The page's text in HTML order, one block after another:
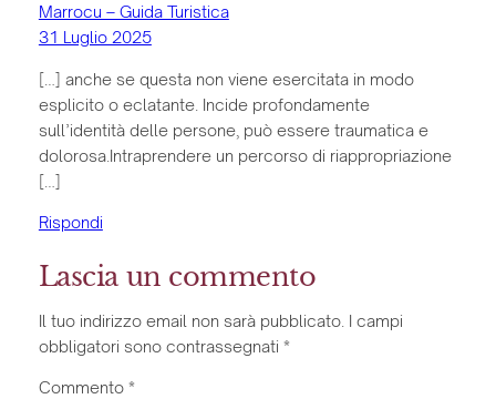
Marrocu – Guida Turistica
31 Luglio 2025
[…] anche se questa non viene esercitata in modo
esplicito o eclatante. Incide profondamente
sull’identità delle persone, può essere traumatica e
dolorosa.Intraprendere un percorso di riappropriazione
[…]
Rispondi
Lascia un commento
Il tuo indirizzo email non sarà pubblicato. I campi
obbligatori sono contrassegnati *
Commento *